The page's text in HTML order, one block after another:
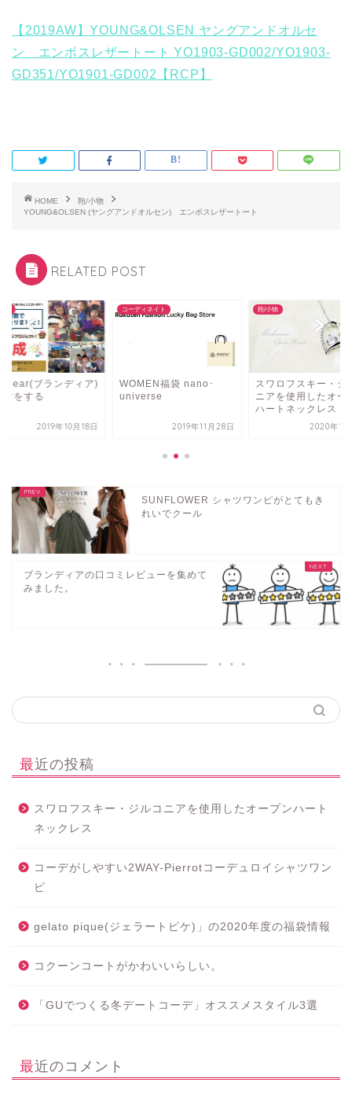
【2019AW】YOUNG&OLSEN ヤングアンドオルセ
ン エンボスレザートート YO1903-GD002/YO1903-
GD351/YO1901-GD002【RCP】
HOME
鞄/小物
YOUNG&OLSEN (ヤングアンドオルセン) エンボスレザートート
RELATED POST
ブランディア)
付をする
2019年10月18日
コーディネイト
WOMEN福袋 nano･
universe
2019年11月28日
鞄/小物
スワロフスキー・ジ
ニアを使用したオー
ハートネックレス
2020年1
SUNFLOWER シャツワンピがとてもき
れいでクール
ブランディアの口コミレビューを集めて
みました。
最近の投稿
スワロフスキー・ジルコニアを使用したオープンハート
ネックレス
コーデがしやすい2WAY-Pierrotコーデュロイシャツワン
ピ
gelato pique(ジェラートピケ)」の2020年度の福袋情報
コクーンコートがかわいいらしい。
「GUでつくる冬デートコーデ」オススメスタイル3選
最近のコメント